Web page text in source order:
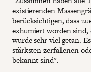
existierenden
berücksichtigen, dass
exhumiert worden sind,
wurde sehr viel getan.
stärksten zerfallenen
bekannt sind".